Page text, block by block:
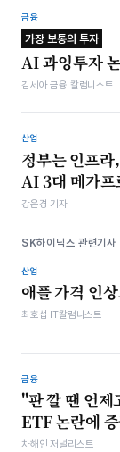
금융
가장 보통의 투자
AI 과잉투자
김세아 금융 칼럼니스트
산업
정부는 인프
AI 3대 메가프
강은경 기자
SK하이닉스 관련기사
산업
애플 가격 인
최호섭 IT칼럼니스트
금융
"판 깔 땐 언제
ETF 논란에
차해인 저널리스트